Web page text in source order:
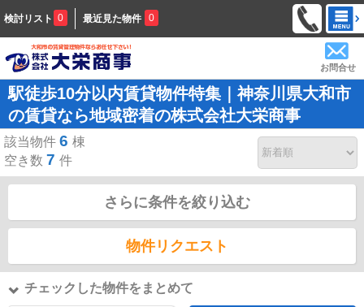
検討リスト 0 最近見た物件 0
お問合せ
駅徒歩10分以内賃貸物件特集｜神奈川県大和市
の賃貸なら地域密着の株式会社大栄商事
該当物件 6 棟
空き数 7 件
さらに条件を絞り込む
物件リクエスト
チェックした物件をまとめて